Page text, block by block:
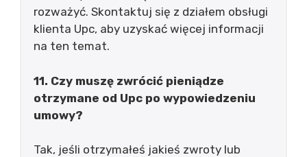
rozważyć. Skontaktuj się z działem obsługi
klienta Upc, aby uzyskać więcej informacji
na ten temat.
11. Czy muszę zwrócić pieniądze
otrzymane od Upc po wypowiedzeniu
umowy?
Tak, jeśli otrzymałeś jakieś zwroty lub